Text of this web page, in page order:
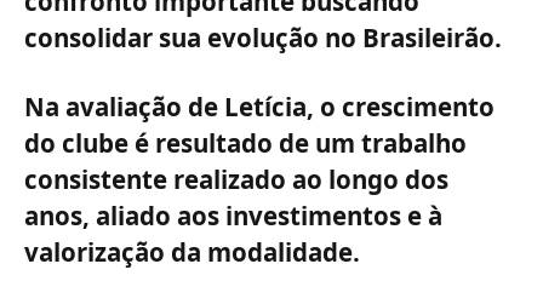
consolidar sua evolução no Brasileirão.
Na avaliação de Letícia, o crescimento
do clube é resultado de um trabalho
consistente realizado ao longo dos
anos, aliado aos investimentos e à
valorização da modalidade.